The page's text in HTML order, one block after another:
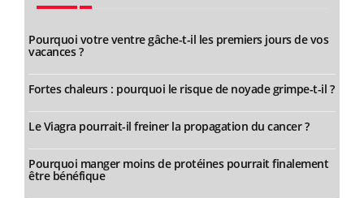
Pourquoi votre ventre gâche-t-il les premiers jours de vos
vacances ?
Fortes chaleurs : pourquoi le risque de noyade grimpe-t-il ?
Le Viagra pourrait-il freiner la propagation du cancer ?
Pourquoi manger moins de protéines pourrait finalement
être bénéfique